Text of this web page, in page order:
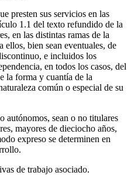
presten sus servicios en las
1.1 del texto refundido de la
en las distintas ramas de la
ellos, bien sean eventuales, de
e incluidos los
en todos los casos, del
la forma y cuantía de la
común o especial de su
autónomos, sean o no titulares
mayores de dieciocho años,
expreso se determinen en
de trabajo asociado.